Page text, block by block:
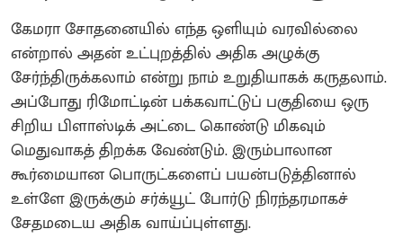
கேமரா சோதனையில் எந்த ஒளியும் வரவில்லை
என்றால் அதன் உட்புறத்தில் அதிக அழுக்கு
சேர்ந்திருக்கலாம் என்று நாம் உறுதியாகக் கருதலாம்.
அப்போது ரிமோட்டின் பக்கவாட்டுப் பகுதியை ஒரு
சிறிய பிளாஸ்டிக் அட்டை கொண்டு மிகவும்
மெதுவாகத் திறக்க வேண்டும். இரும்பாலான
கூர்மையான பொருட்களைப் பயன்படுத்தினால்
உள்ளே இருக்கும் சர்க்யூட் போர்டு நிரந்தரமாகச்
சேதமடைய அதிக வாய்ப்புள்ளது.